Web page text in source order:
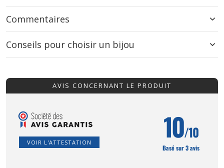
Commentaires
Conseils pour choisir un bijou
AVIS CONCERNANT LE PRODUIT
VOIR L'ATTESTATION 10/10
Basé sur 3 avis